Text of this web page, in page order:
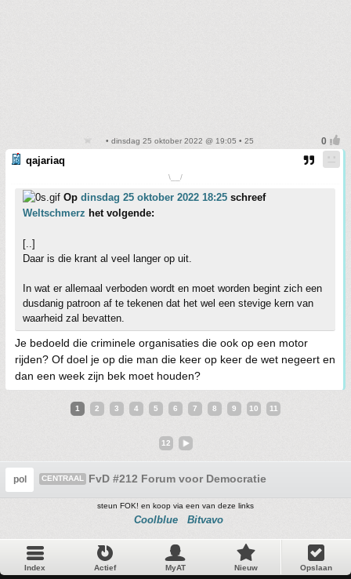
• dinsdag 25 oktober 2022 @ 19:05 • 25
qajariaq
\__/
Op dinsdag 25 oktober 2022 18:25 schreef
Weltschmerz het volgende:
[..]
Daar is die krant al veel langer op uit.
In wat er allemaal verboden wordt en moet worden begint zich een
dusdanig patroon af te tekenen dat het wel een stevige kern van
waarheid zal bevatten.
Je bedoeld die criminele organisaties die ook op een motor
rijden? Of doel je op die man die keer op keer de wet negeert en
dan een week zijn bek moet houden?
1 2 3 4 5 6 7 8 9 10 11
12
pol CENTRAAL FvD #212 Forum voor Democratie
steun FOK! en koop via een van deze links
Coolblue Bitvavo
Index Actief MyAT Nieuw Opslaan